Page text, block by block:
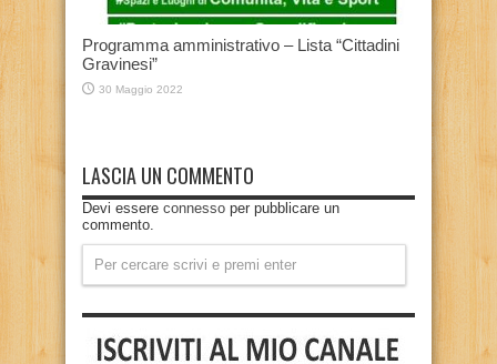
Programma amministrativo – Lista “Cittadini
Gravinesi”
30 Maggio 2022
LASCIA UN COMMENTO
Devi essere connesso per pubblicare un
commento.